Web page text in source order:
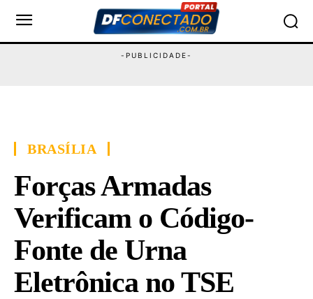
BRASÍLIA
Forças Armadas
Verificam o Código-
Fonte de Urna
Eletrônica no TSE